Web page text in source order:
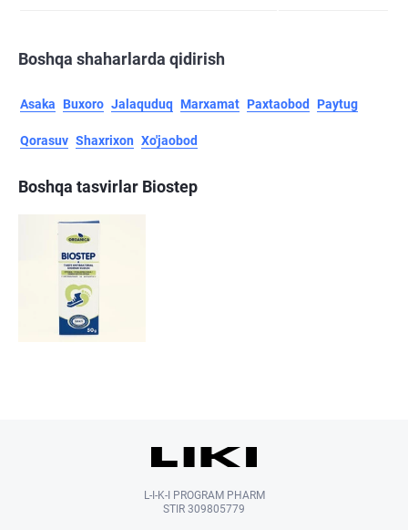
Boshqa shaharlarda qidirish
Asaka Buxoro Jalaquduq Marxamat Paxtaobod Paytug
Qorasuv Shaxrixon Xo'jaobod
Boshqa tasvirlar Biostep
L-I-K-I PROGRAM PHARM
STIR 309805779